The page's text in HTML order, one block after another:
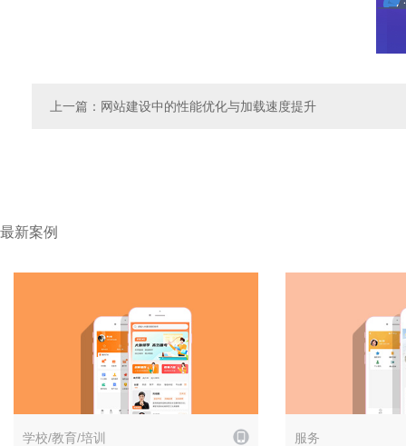
上一篇 ：网站建设中的性能优化与加载速度提升
最新案例
解决方案
学校/教育/培训 服务